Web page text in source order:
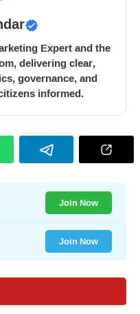
Expert and the
delivering clear,
governance, and
informed.
Join Now
Join Now